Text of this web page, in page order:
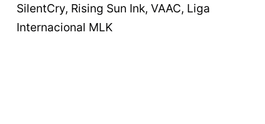
SilentCry, Rising Sun Ink, VAAC, Liga
Internacional MLK